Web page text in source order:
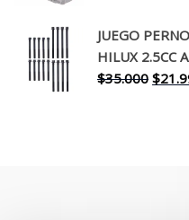
era:
JUEGO
HILUX 2.5CC
$35.000 El
$